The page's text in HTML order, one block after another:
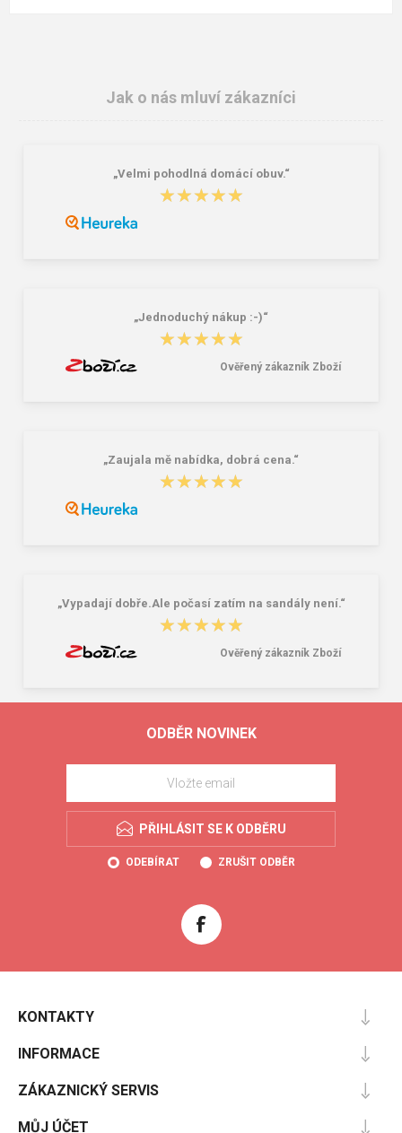
Jak o nás mluví zákazníci
„Velmi pohodlná domácí obuv.“
★★★★★
★★★★★
„Jednoduchý nákup :-)“
★★★★★
★★★★★
Ověřený zákazník Zboží
„Zaujala mě nabídka, dobrá cena.“
★★★★★
★★★★★
„Vypadají dobře.Ale počasí zatím na sandály není.“
★★★★★
★★★★★
Ověřený zákazník Zboží
ODBĚR NOVINEK
PŘIHLÁSIT SE K ODBĚRU
ODEBÍRAT ZRUŠIT ODBĚR
KONTAKTY
INFORMACE
ZÁKAZNICKÝ SERVIS
MŮJ ÚČET